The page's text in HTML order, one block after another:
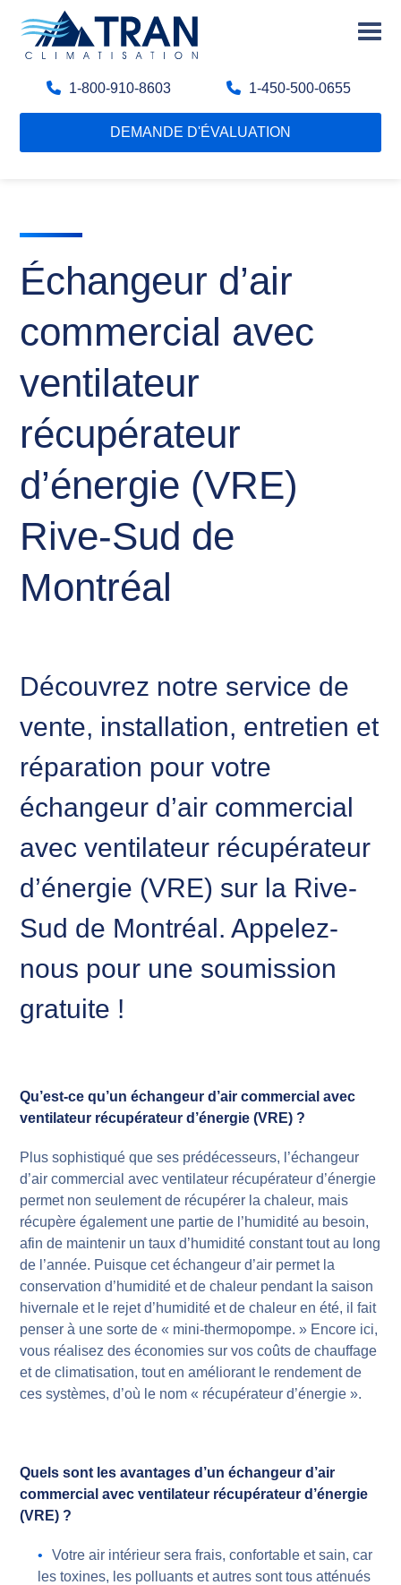
1-800-910-8603 1-450-500-0655
DEMANDE D'ÉVALUATION
Échangeur d’air
commercial avec
ventilateur
récupérateur
d’énergie (VRE)
Rive-Sud de
Montréal
Découvrez notre service de
vente, installation, entretien et
réparation pour votre
échangeur d’air commercial
avec ventilateur récupérateur
d’énergie (VRE) sur la Rive-
Sud de Montréal. Appelez-
nous pour une soumission
gratuite !
Qu’est-ce qu’un échangeur d’air commercial avec
ventilateur récupérateur d’énergie (VRE) ?
Plus sophistiqué que ses prédécesseurs, l’échangeur
d’air commercial avec ventilateur récupérateur d’énergie
permet non seulement de récupérer la chaleur, mais
récupère également une partie de l’humidité au besoin,
afin de maintenir un taux d’humidité constant tout au long
de l’année. Puisque cet échangeur d’air permet la
conservation d’humidité et de chaleur pendant la saison
hivernale et le rejet d’humidité et de chaleur en été, il fait
penser à une sorte de « mini-thermopompe. » Encore ici,
vous réalisez des économies sur vos coûts de chauffage
et de climatisation, tout en améliorant le rendement de
ces systèmes, d’où le nom « récupérateur d’énergie ».
Quels sont les avantages d’un échangeur d’air
commercial avec ventilateur récupérateur d’énergie
(VRE) ?
Votre air intérieur sera frais, confortable et sain, car
les toxines, les polluants et autres sont tous atténués